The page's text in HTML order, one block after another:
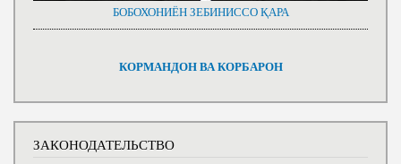
БОБОХОНИЁН ЗЕБИНИССО ҚАРА
КОРМАНДОН ВА КОРБАРОН
ЗАКОНОДАТЕЛЬСТВО